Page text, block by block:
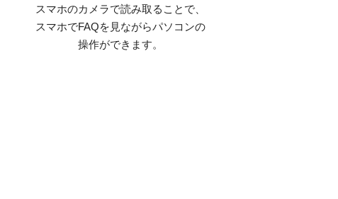
スマホのカメラで読み取ることで、
スマホでFAQを見ながらパソコンの
操作ができます。